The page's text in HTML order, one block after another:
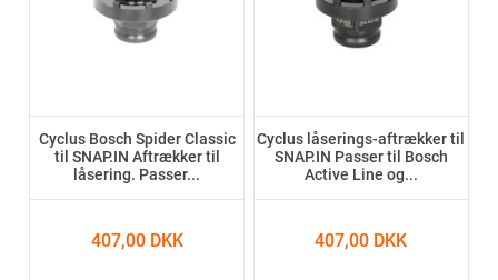
Cyclus Bosch Spider Classic
til SNAP.IN Aftrækker til
låsering. Passer...
407,00 DKK
Cyclus låserings-aftrækker til
SNAP.IN Passer til Bosch
Active Line og...
407,00 DKK